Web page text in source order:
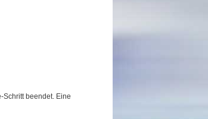
Schritt beendet. Eine